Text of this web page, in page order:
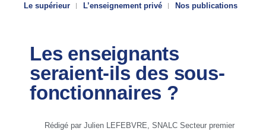
Le supérieur
L’enseignement privé Nos publications
Les enseignants
seraient-ils des sous-
fonctionnaires ?
Rédigé par Julien LEFEBVRE, SNALC Secteur premier